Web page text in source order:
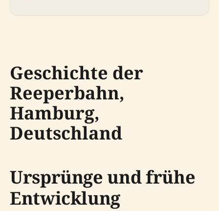
Geschichte der
Reeperbahn,
Hamburg,
Deutschland
Ursprünge und frühe
Entwicklung